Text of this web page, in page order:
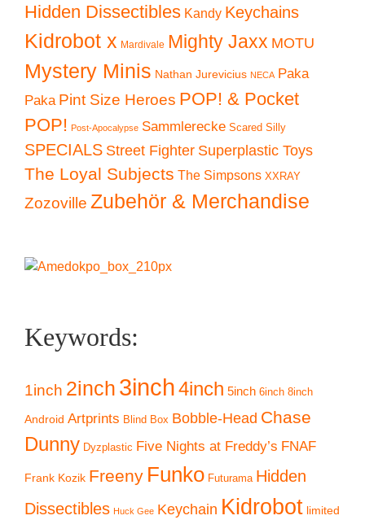
Hidden Dissectibles Kandy Keychains
Kidrobot x Mardivale Mighty Jaxx MOTU
Mystery Minis Nathan Jurevicius NECA Paka
Paka Pint Size Heroes POP! & Pocket
POP! Post-Apocalypse Sammlerecke Scared Silly
SPECIALS Street Fighter Superplastic Toys
The Loyal Subjects The Simpsons XXRAY
Zozoville Zubehör & Merchandise
Keywords:
1inch 2inch 3inch4inch 5inch 6inch 8inch
Android Artprints Blind Box Bobble-Head Chase
Dunny Dyzplastic Five Nights at Freddy’s FNAF
Frank Kozik Freeny Funko Futurama Hidden
Dissectibles Huck Gee Keychain Kidrobot limited